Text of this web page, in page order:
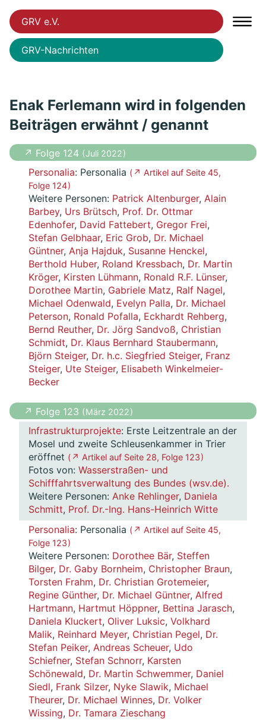
GRV e.V.
GRV-Nachrichten
Enak Ferlemann wird in folgenden
Beiträgen erwähnt / genannt
↗ Folge 124 ( Juli 2022 )
Personalia: Personalia ( ↗ Artikel auf Seite 45,
Folge 124 )
Weitere Personen: Patrick Altenburger, Alain
Barbey, Urs Brütsch, Prof. Dr. Ottmar
Edenhofer, David Fattebert, Gregor Frei,
Stefan Gelbhaar, Eric Grob, Dr. Michael
Güntner, Anja Hajduk, Susanne Henckel,
Berthold Huber, Roland Kressbach, Dr. Martin
Kröger, Kirsten Lühmann, Ronald R.F. Lünser,
Dorothee Martin, Gabriele Matz, Ralf Nagel,
Michael Odenwald, Evelyn Palla, Dr. Michael
Peterson, Ronald Pofalla, Eckhardt Rehberg,
Bernd Reuther, Dr. Jörg Sandvoß, Christian
Schmidt, Dr. Klaus Bernhard Staubermann,
Björn Steiger, Dr. h.c. Siegfried Steiger, Franz
Steiger, Ute Steiger, Elisabeth Winkelmeier-
Becker
↗ Folge 123 ( März 2022 )
Infrastrukturprojekte: Erste Leitzentrale an der
Mosel und zweite Schleusenkammer in Trier
eröffnet ( ↗ Artikel auf Seite 28, Folge 123 )
Fotos von: Wasserstraßen- und
Schifffahrtsverwaltung des Bundes (wsv.de).
Weitere Personen: Anke Rehlinger, Daniela
Schmitt, Prof. Dr.-Ing. Hans-Heinrich Witte
Personalia: Personalia ( ↗ Artikel auf Seite 45,
Folge 123 )
Weitere Personen: Dorothee Bär, Steffen
Bilger, Dr. Gaby Bornheim, Christopher Braun,
Torsten Frahm, Dr. Christian Grotemeier,
Regine Günther, Dr. Michael Güntner, Alfred
Hartmann, Hartmut Höppner, Bettina Jarasch,
Daniela Kluckert, Oliver Luksic, Volkhard
Malik, Reinhard Meyer, Christian Pegel, Dr.
Stefan Peiker, Andreas Scheuer, Udo
Schiefner, Stefan Schnorr, Karsten
Schönewald, Dr. Martin Schwemmer, Daniel
Siedl, Frank Silzer, Nyke Slawik, Michael
Theurer, Dr. Michael Winnes, Dr. Volker
Wissing, Dr. Tamara Zieschang